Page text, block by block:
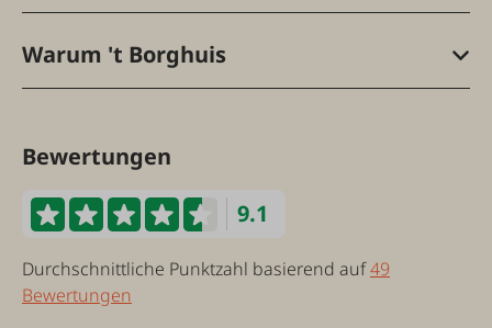
Warum 't Borghuis
Bewertungen
9.1
Durchschnittliche Punktzahl basierend auf49
Bewertungen